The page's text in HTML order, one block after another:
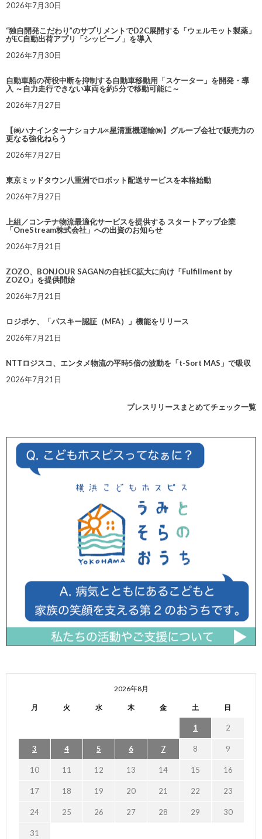
2026年7月30日
“独自開発こだわり”のサプリメントでD2C展開する「ウェルモット製薬」
がEC自動出荷アプリ「シッピーノ」を導入
2026年7月30日
自動車船の荷役中断を抑制する自動車移動用「スケーター」を開発・導
入 ～自力走行できない車両を約5分で移動可能に～
2026年7月27日
【㈱ハナインターナショナル×星清重機運輸㈱】グループ会社で販売力の
更なる強化ねらう
2026年7月27日
東京ミッドタウン八重洲でロボット配送サービスを本格始動
2026年7月27日
上組／コンテナ物流最適化サービスを提供する スタートアップ企業
「OneStream株式会社」への出資のお知らせ
2026年7月21日
ZOZO、BONJOUR SAGANの自社EC拡大に向け「Fulfillment by
ZOZO」を提供開始
2026年7月21日
ロジポケ、「パスキー認証（MFA）」機能をリリース
2026年7月21日
NTTロジスコ、エンタメ物流の平時5倍の波動を「t-Sort MAS」で吸収
2026年7月21日
プレスリリースまとめてチェック一覧
2026年8月
月 火 水 木 金 土 日
1 2
3 4 5 6 7 8 9
10 11 12 13 14 15 16
17 18 19 20 21 22 23
24 25 26 27 28 29 30
31